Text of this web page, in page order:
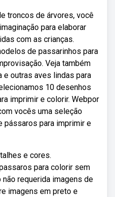
troncos de árvores, você
para elaborar
com as crianças.
de passarinhos para
Veja também
e outras aves lindas para
10 desenhos
imprimir e colorir. Webpor
vocês uma seleção
pássaros para imprimir e
e cores.
para colorir sem
requerida imagens de
imagens em preto e